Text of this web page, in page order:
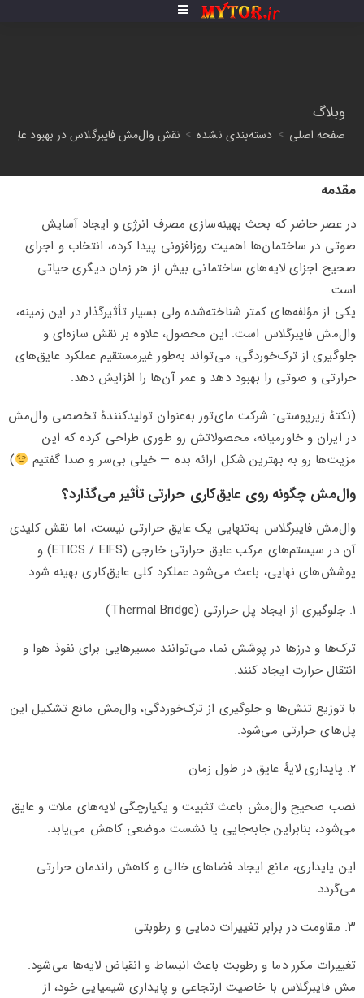
وبلاگ
صفحه اصلی > دسته‌بندی نشده > نقش وال‌مش فایبرگلاس در بهبود
مقدمه
در عصر حاضر که بحث بهینه‌سازی مصرف انرژی و ایجاد آسایش
صوتی در ساختمان‌ها اهمیت روزافزونی پیدا کرده، انتخاب و اجرای
صحیح اجزای لایه‌های ساختمانی بیش از هر زمان دیگری حیاتی
است.
یکی از مؤلفه‌های کمتر شناخته‌شده ولی بسیار تأثیرگذار در این زمینه،
وال‌مش فایبرگلاس است. این محصول، علاوه بر نقش سازه‌ای و
جلوگیری از ترک‌خوردگی، می‌تواند به‌طور غیرمستقیم عملکرد عایق‌های
حرارتی و صوتی را بهبود دهد و عمر آن‌ها را افزایش دهد.
(نکتهٔ زیرپوستی: شرکت مای‌تور به‌عنوان تولیدکنندهٔ تخصصی وال‌مش
در ایران و خاورمیانه، محصولاتش رو طوری طراحی کرده که این
مزیت‌ها رو به بهترین شکل ارائه بده — خیلی بی‌سر و صدا گفتیم
)
وال‌مش چگونه روی عایق‌کاری حرارتی تأثیر می‌گذارد؟
وال‌مش فایبرگلاس به‌تنهایی یک عایق حرارتی نیست، اما نقش کلیدی
آن در سیستم‌های مرکب عایق حرارتی خارجی (ETICS / EIFS) و
پوشش‌های نهایی، باعث می‌شود عملکرد کلی عایق‌کاری بهینه شود.
۱. جلوگیری از ایجاد پل حرارتی (Thermal Bridge)
ترک‌ها و درزها در پوشش نما، می‌توانند مسیرهایی برای نفوذ هوا و
انتقال حرارت ایجاد کنند.
با توزیع تنش‌ها و جلوگیری از ترک‌خوردگی، وال‌مش مانع تشکیل این
پل‌های حرارتی می‌شود.
۲. پایداری لایهٔ عایق در طول زمان
نصب صحیح وال‌مش باعث تثبیت و یکپارچگی لایه‌های ملات و عایق
می‌شود، بنابراین جابه‌جایی یا نشست موضعی کاهش می‌یابد.
این پایداری، مانع ایجاد فضاهای خالی و کاهش راندمان حرارتی
می‌گردد.
۳. مقاومت در برابر تغییرات دمایی و رطوبتی
تغییرات مکرر دما و رطوبت باعث انبساط و انقباض لایه‌ها می‌شود.
مش فایبرگلاس با خاصیت ارتجاعی و پایداری شیمیایی خود، از